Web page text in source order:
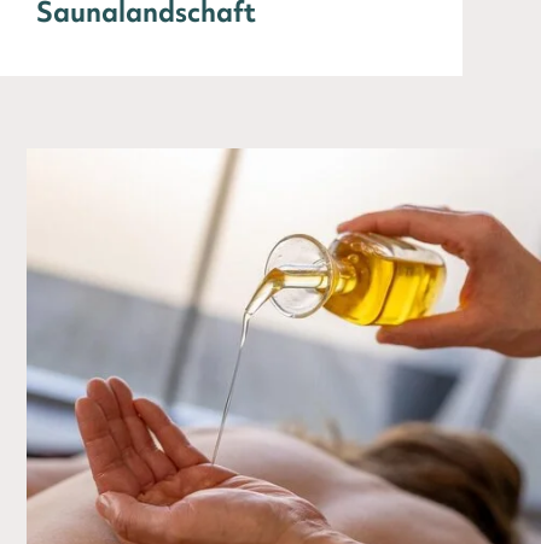
Saunalandschaft